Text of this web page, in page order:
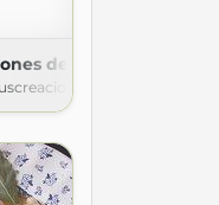
de María José